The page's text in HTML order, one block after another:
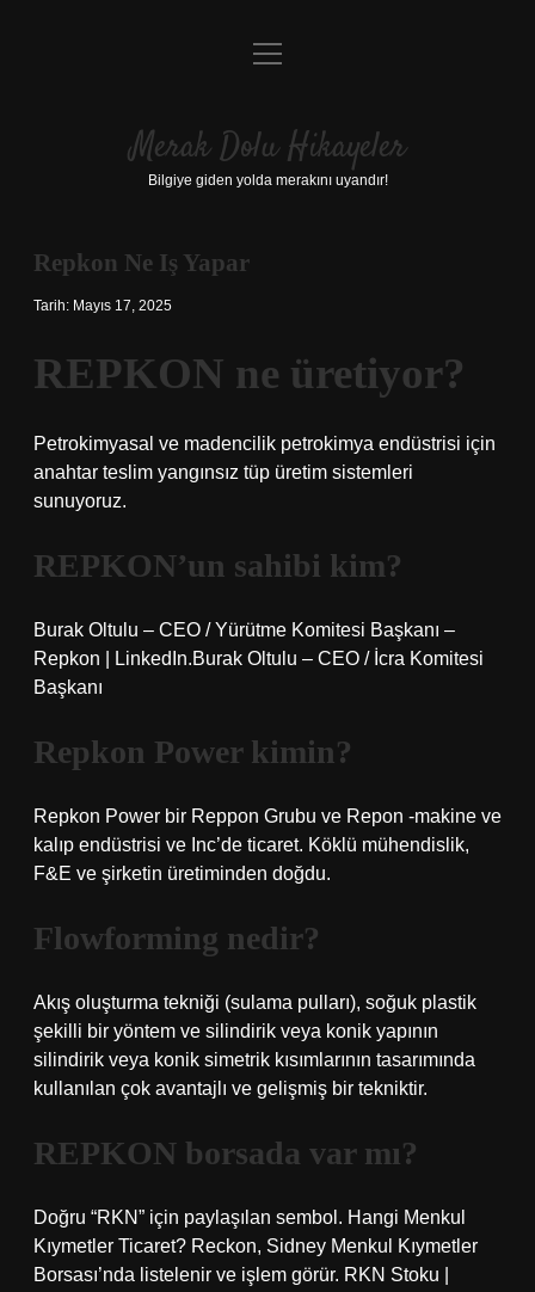
Anasayfa
Yasal Uyarı
menüyü
Merak Dolu Hikayeler
Bilgiye giden yolda merakını uyandır!
Repkon Ne Iş Yapar
Tarih: Mayıs 17, 2025
REPKON ne üretiyor?
Petrokimyasal ve madencilik petrokimya endüstrisi için
anahtar teslim yangınsız tüp üretim sistemleri
sunuyoruz.
REPKON’un sahibi kim?
Burak Oltulu – CEO / Yürütme Komitesi Başkanı –
Repkon | LinkedIn.Burak Oltulu – CEO / İcra Komitesi
Başkanı
Repkon Power kimin?
Repkon Power bir Reppon Grubu ve Repon -makine ve
kalıp endüstrisi ve Inc’de ticaret. Köklü mühendislik,
F&E ve şirketin üretiminden doğdu.
Flowforming nedir?
Akış oluşturma tekniği (sulama pulları), soğuk plastik
şekilli bir yöntem ve silindirik veya konik yapının
silindirik veya konik simetrik kısımlarının tasarımında
kullanılan çok avantajlı ve gelişmiş bir tekniktir.
REPKON borsada var mı?
Doğru “RKN” için paylaşılan sembol. Hangi Menkul
Kıymetler Ticaret? Reckon, Sidney Menkul Kıymetler
Borsası’nda listelenir ve işlem görür. RKN Stoku |